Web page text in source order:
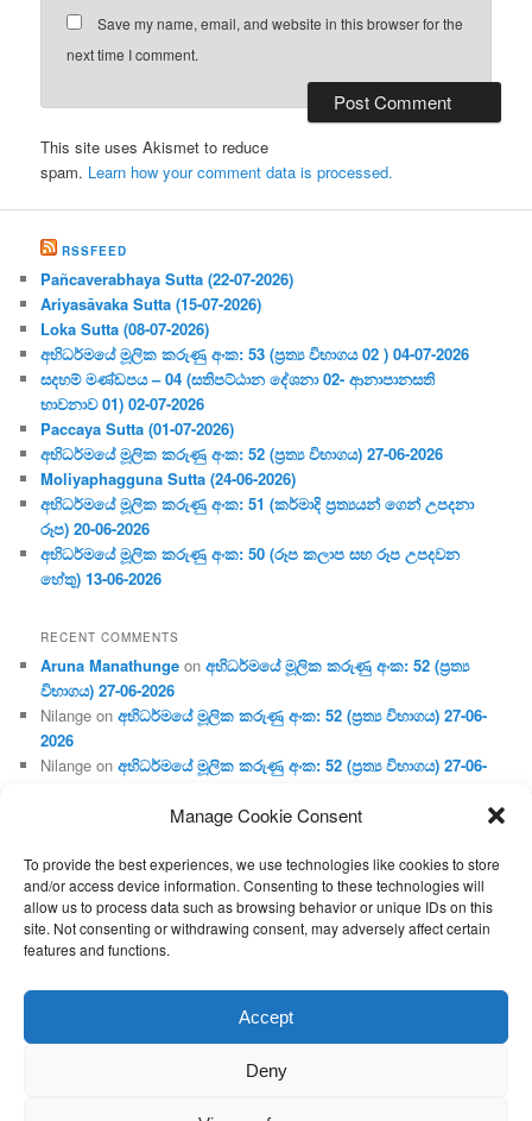
Manage Cookie Consent
To provide the best experiences, we use technologies like cookies to store
and/or access device information. Consenting to these technologies will
allow us to process data such as browsing behavior or unique IDs on this
site. Not consenting or withdrawing consent, may adversely affect certain
features and functions.
Accept
Deny
Save my name, email, and website in this browser for the
next time I comment.
This site uses Akismet to reduce
spam. Learn how your comment data is processed.
RSSFEED
Pañcaverabhaya Sutta (22-07-2026)
Ariyasāvaka Sutta (15-07-2026)
Loka Sutta (08-07-2026)
අභිධර්මයේ මූලික කරුණු අංක: 53 (ප්‍ර‍ත්‍ය විභාගය 02 ) 04-07-2026
සදහම් මණ්ඩපය – 04 (සතිපට්ඨාන දේශනා 02- ආනාපානසති
භාවනාව 01) 02-07-2026
Paccaya Sutta (01-07-2026)
අභිධර්මයේ මූලික කරුණු අංක: 52 (ප්‍ර‍ත්‍ය විභාගය) 27-06-2026
Moliyaphagguna Sutta (24-06-2026)
අභිධර්මයේ මූලික කරුණු අංක: 51 (කර්මාදි ප්‍ර‍ත්‍යයන් ගෙන් උපදනා
රූප) 20-06-2026
අභිධර්මයේ මූලික කරුණු අංක: 50 (රූප කලාප සහ රූප උපදවන
හේතු) 13-06-2026
RECENT COMMENTS
Aruna Manathunge onඅභිධර්මයේ මූලික කරුණු අංක: 52 (ප්‍ර‍ත්‍ය
විභාගය) 27-06-2026
Nilange onඅභිධර්මයේ මූලික කරුණු අංක: 52 (ප්‍ර‍ත්‍ය විභාගය) 27-06-
2026
Nilange onඅභිධර්මයේ මූලික කරුණු අංක: 52 (ප්‍ර‍ත්‍ය විභාගය) 27-06-
Aruna Manathungeonඅභිධර්මයේ මූලික කරුණු අංක: 46 (හෘදය,
Gunaratneonඅභිධර්මයේ මූලික කරුණු අංක: 46 (හෘදය, ජීවිත,
ආහාර රූප) 02-05-2026
Proudly powered by WordPress